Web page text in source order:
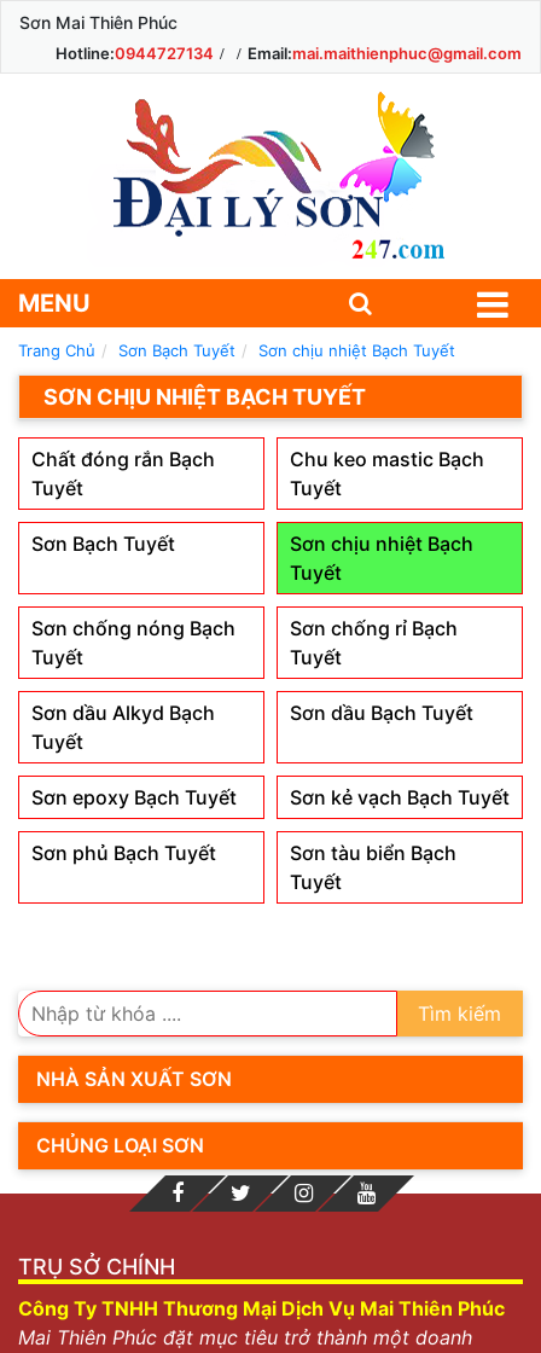
Sơn Mai Thiên Phúc
Hotline:0944727134 Email:mai.maithienphuc@gmail.com
MENU
Trang Chủ Sơn Bạch Tuyết Sơn chịu nhiệt Bạch Tuyết
SƠN CHỊU NHIỆT BẠCH TUYẾT
Chất đóng rắn Bạch
Tuyết
Chu keo mastic Bạch
Tuyết
Sơn Bạch Tuyết
Sơn chịu nhiệt Bạch
Tuyết
Sơn chống nóng Bạch
Tuyết
Sơn chống rỉ Bạch
Tuyết
Sơn dầu Alkyd Bạch
Tuyết
Sơn dầu Bạch Tuyết
Sơn epoxy Bạch Tuyết Sơn kẻ vạch Bạch Tuyết
Sơn phủ Bạch Tuyết
Sơn tàu biển Bạch
Tuyết
Tìm kiếm
NHÀ SẢN XUẤT SƠN
CHỦNG LOẠI SƠN
TRỤ SỞ CHÍNH
Công Ty TNHH Thương Mại Dịch Vụ Mai Thiên Phúc
Mai Thiên Phúc đặt mục tiêu trở thành một doanh